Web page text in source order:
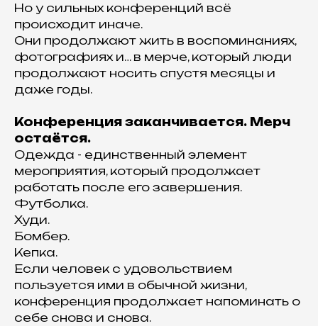
Но у сильных конференций всё
происходит иначе.
Они продолжают жить в воспоминаниях,
фотографиях и… в мерче, который люди
продолжают носить спустя месяцы и
даже годы.
Конференция заканчивается. Мерч
остаётся.
Одежда - единственный элемент
мероприятия, который продолжает
работать после его завершения.
Футболка.
Худи.
Бомбер.
Кепка.
Если человек с удовольствием
пользуется ими в обычной жизни,
конференция продолжает напоминать о
себе снова и снова.